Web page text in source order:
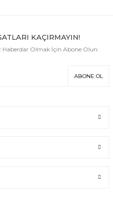
KAÇIRMAYIN!
Haberdar Olmak İçin Abone Olun:
ABONE OL